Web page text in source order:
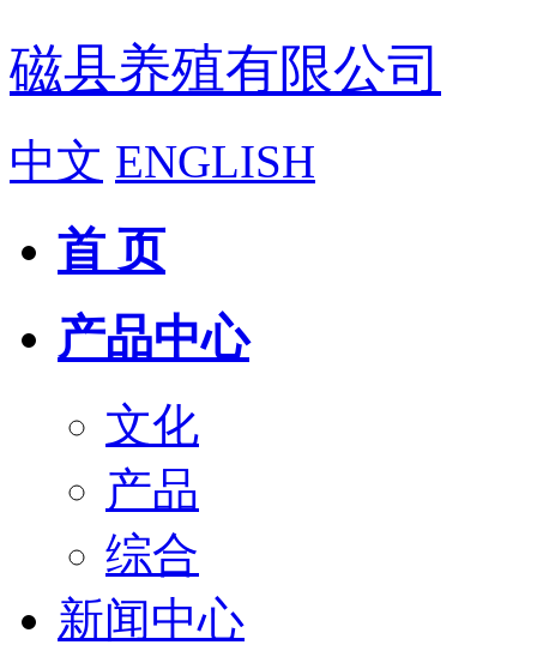
磁县养殖有限公司
中文 ENGLISH
首 页
产品中心
文化
产品
综合
新闻中心